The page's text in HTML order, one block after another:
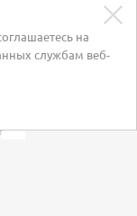
на
службам веб-